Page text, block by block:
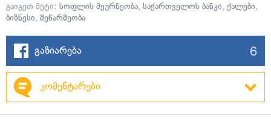
გაიგეთ მეტი: სოფლის მეურნეობა, საქართველოს ბანკი, ქალები,
ბიზნესი, მეწარმეობა
გაზიარება 6
კომენტარები